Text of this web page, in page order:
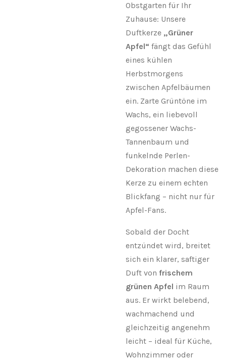
Obstgarten für Ihr
Zuhause: Unsere
Duftkerze „Grüner
Apfel“ fängt das Gefühl
eines kühlen
Herbstmorgens
zwischen Apfelbäumen
ein. Zarte Grüntöne im
Wachs, ein liebevoll
gegossener Wachs-
Tannenbaum und
funkelnde Perlen-
Dekoration machen diese
Kerze zu einem echten
Blickfang – nicht nur für
Apfel-Fans.
Sobald der Docht
entzündet wird, breitet
sich ein klarer, saftiger
Duft von frischem
grünen Apfel im Raum
aus. Er wirkt belebend,
wachmachend und
gleichzeitig angenehm
leicht – ideal für Küche,
Wohnzimmer oder